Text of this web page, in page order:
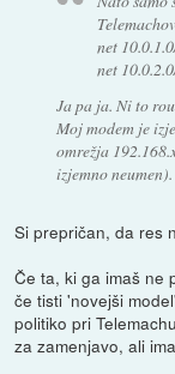
net
net
Ja pa ja. Ni to
Moj modem je
omrežja
izjemno neumen).
Si prepričan, da res
Če ta, ki ga imaš ne
če tisti 'novejši
politiko pri
za zamenjavo, ali